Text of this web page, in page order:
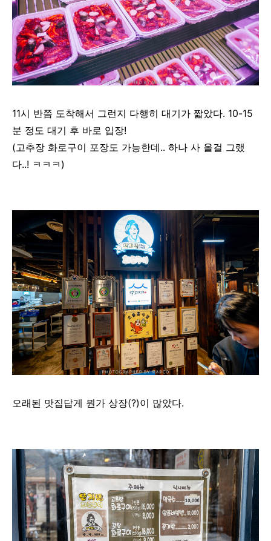
11시 반쯤 도착해서 그런지 다행히 대기가 짧았다. 10-15
분 정도 대기 후 바로 입장!
(고추장 화로구이 포장도 가능한데.. 하나 사 올걸 그랬
다..! ㅋㅋㅋ)
오래된 맛집답게 뭔가 상장(?)이 많았다.